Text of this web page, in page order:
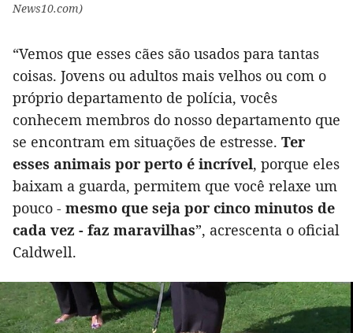
News10.com)
“Vemos que esses cães são usados ​​para tantas
coisas. Jovens ou adultos mais velhos ou com o
próprio departamento de polícia, vocês
conhecem membros do nosso departamento que
se encontram em situações de estresse. Ter
esses animais por perto é incrível, porque eles
baixam a guarda, permitem que você relaxe um
pouco - mesmo que seja por cinco minutos de
cada vez - faz maravilhas”, acrescenta o oficial
Caldwell.